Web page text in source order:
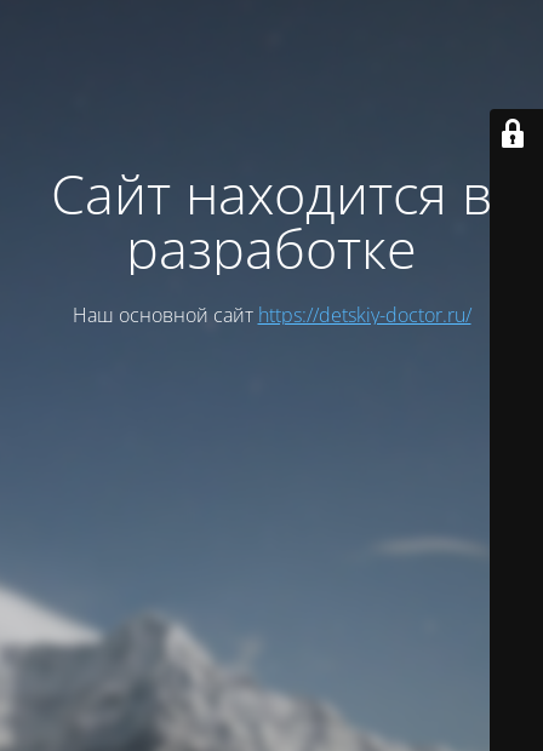
Сайт находится в
разработке
Наш основной сайт https://detskiy-doctor.ru/